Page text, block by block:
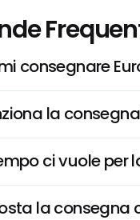
consegnare
la
ci vuole per
la consegna